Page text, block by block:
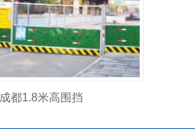
成都1.8米高围挡